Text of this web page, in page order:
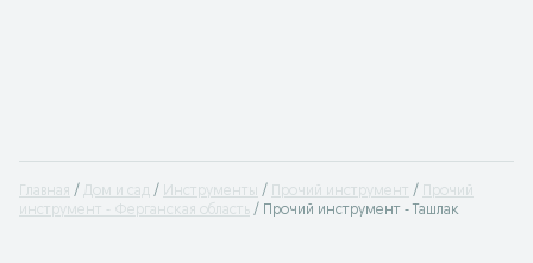
Главная Дом и сад Инструменты Прочий инструмент
Прочий
инструмент - Ферганская область
Прочий инструмент - Ташлак